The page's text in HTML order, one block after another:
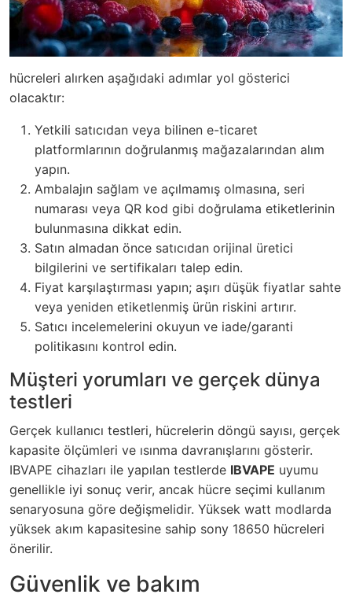
hücreleri alırken aşağıdaki adımlar yol gösterici
olacaktır:
Yetkili satıcıdan veya bilinen e-ticaret
platformlarının doğrulanmış mağazalarından alım
yapın.
Ambalajın sağlam ve açılmamış olmasına, seri
numarası veya QR kod gibi doğrulama etiketlerinin
bulunmasına dikkat edin.
Satın almadan önce satıcıdan orijinal üretici
bilgilerini ve sertifikaları talep edin.
Fiyat karşılaştırması yapın; aşırı düşük fiyatlar sahte
veya yeniden etiketlenmiş ürün riskini artırır.
Satıcı incelemelerini okuyun ve iade/garanti
politikasını kontrol edin.
Müşteri yorumları ve gerçek dünya
testleri
Gerçek kullanıcı testleri, hücrelerin döngü sayısı, gerçek
kapasite ölçümleri ve ısınma davranışlarını gösterir.
IBVAPE cihazları ile yapılan testlerde IBVAPE uyumu
genellikle iyi sonuç verir, ancak hücre seçimi kullanım
senaryosuna göre değişmelidir. Yüksek watt modlarda
yüksek akım kapasitesine sahip sony 18650 hücreleri
önerilir.
Güvenlik ve bakım